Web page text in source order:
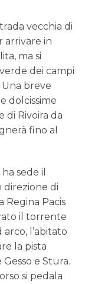
vecchia di
arrivare in
ma si
dei campi
breve
dolcissime
di Rivoira da
fino al
sede il
direzione di
Regina Pacis
il torrente
l’abitato
la pista
e Stura.
si pedala